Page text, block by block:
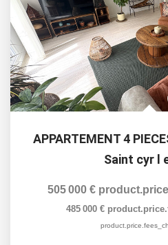
APPARTEMENT 4
Saint cyr l
505 000 €
485 000 €